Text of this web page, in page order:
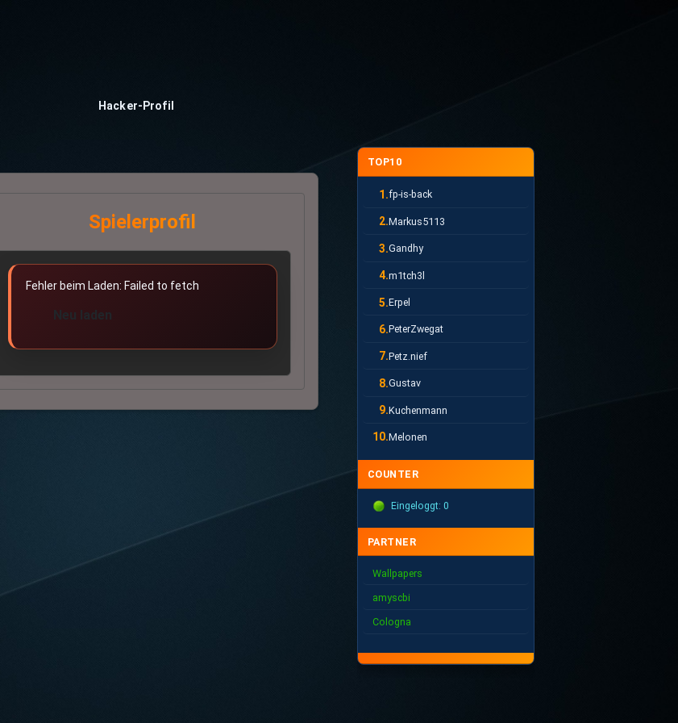
Hacker-Profil
Spielerprofil
Fehler beim Laden: Failed to fetch
TOP10
1.fp-is-back
2.Markus5113
3.Gandhy
4.m1tch3l
5.Erpel
6.PeterZwegat
7.Petz.nief
8.Gustav
9.Kuchenmann
10.Melonen
COUNTER
Eingeloggt: 0
PARTNER
Wallpapers
amyscbi
Cologna